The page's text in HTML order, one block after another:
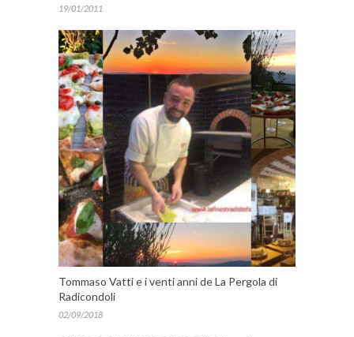
19/01/2011
Tommaso Vatti e i venti anni de La Pergola di
Radicondoli
02/09/2018